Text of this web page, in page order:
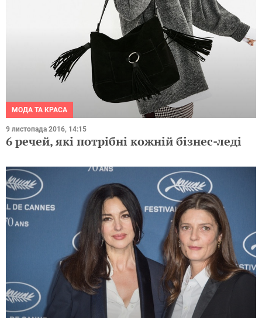
МОДА ТА КРАСА
9 листопада 2016, 14:15
6 речей, які потрібні кожній бізнес-леді